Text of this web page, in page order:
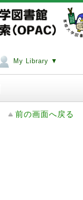
My Library ▼
前の画面へ戻る